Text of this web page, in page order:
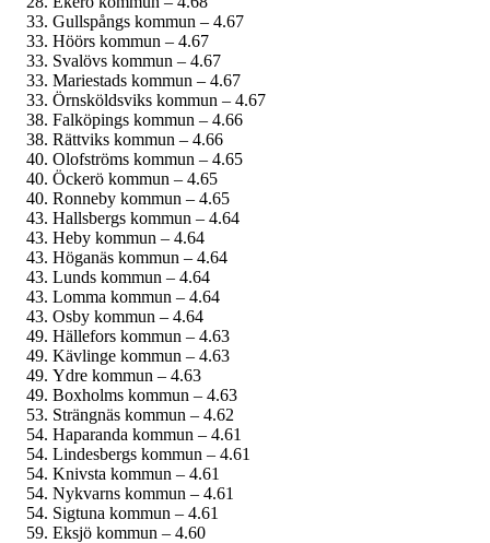
Gullspångs kommun – 4.67
Höörs kommun – 4.67
Svalövs kommun – 4.67
Mariestads kommun – 4.67
Örnsköldsviks kommun – 4.67
Falköpings kommun – 4.66
Rättviks kommun – 4.66
Olofströms kommun – 4.65
Öckerö kommun – 4.65
Ronneby kommun – 4.65
Hallsbergs kommun – 4.64
Heby kommun – 4.64
Höganäs kommun – 4.64
Lunds kommun – 4.64
Lomma kommun – 4.64
Osby kommun – 4.64
Hällefors kommun – 4.63
Kävlinge kommun – 4.63
Ydre kommun – 4.63
Boxholms kommun – 4.63
Strängnäs kommun – 4.62
Haparanda kommun – 4.61
Lindesbergs kommun – 4.61
Knivsta kommun – 4.61
Nykvarns kommun – 4.61
Sigtuna kommun – 4.61
Eksjö kommun – 4.60